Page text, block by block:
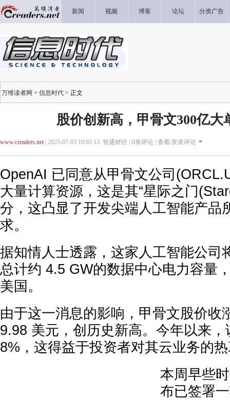
新闻 视频 博客 论坛 分类广告
万维读者网 > 信息时代 > 正文
股价创新高，甲骨文300亿大
www.creaders.net| 2025-07-03 10:05:13 智通财经 | 0条评论 | 查看/发表评论
OpenAI 已同意从甲骨文公司
大量计算资源，这是其“星际之门
分，这凸显了开发尖端人工智能产品
求。
据知情人士透露，这家人工智能公司
总计约 4.5 GW的数据中心电力容量
美国。
由于这一消息的影响，甲骨文股价收
9.98 美元，创历史新高。今年以来
8%，这得益于投资者对其云业务的
本周早些
布已签署